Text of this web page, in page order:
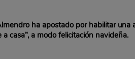
ha apostado por habilitar
casa”, a modo felicitación navideña.